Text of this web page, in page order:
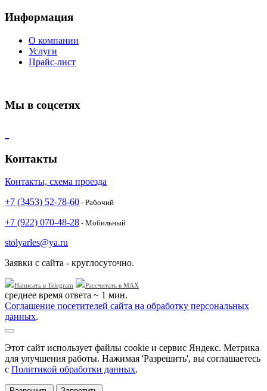
Информация
О компании
Услуги
Прайс-лист
Мы в соцсетях
Контакты
Контакты, схема проезда
+7 (3453) 52-78-60 - Рабочий
+7 (922) 070-48-28 - Мобильный
stolyarles@ya.ru
Заявки с сайта - круглосуточно.
Написать в Telegram Рассчитать в MAX
среднее время ответа ~ 1 мин.
Соглашение посетителей сайта на обработку персональных
данных.
Этот сайт использует файлы cookie и сервис Яндекс. Метрика
для улучшения работы. Нажимая 'Разрешить', вы соглашаетесь
с Политикой обработки данных.